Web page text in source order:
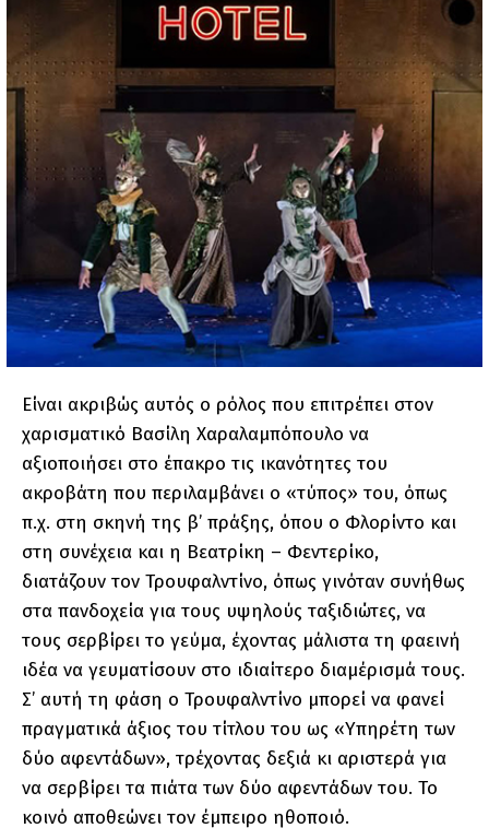
Είναι ακριβώς αυτός ο ρόλος που επιτρέπει στον
χαρισματικό Βασίλη Χαραλαμπόπουλο να
αξιοποιήσει στο έπακρο τις ικανότητες του
ακροβάτη που περιλαμβάνει ο «τύπος» του, όπως
π.χ. στη σκηνή της β’ πράξης, όπου ο Φλορίντο και
στη συνέχεια και η Βεατρίκη – Φεντερίκο,
διατάζουν τον Τρουφαλντίνο, όπως γινόταν συνήθως
στα πανδοχεία για τους υψηλούς ταξιδιώτες, να
τους σερβίρει το γεύμα, έχοντας μάλιστα τη φαεινή
ιδέα να γευματίσουν στο ιδιαίτερο διαμέρισμά τους.
Σ’ αυτή τη φάση ο Τρουφαλντίνο μπορεί να φανεί
πραγματικά άξιος του τίτλου του ως «Υπηρέτη των
δύο αφεντάδων», τρέχοντας δεξιά κι αριστερά για
να σερβίρει τα πιάτα των δύο αφεντάδων του. Το
κοινό αποθεώνει τον έμπειρο ηθοποιό.